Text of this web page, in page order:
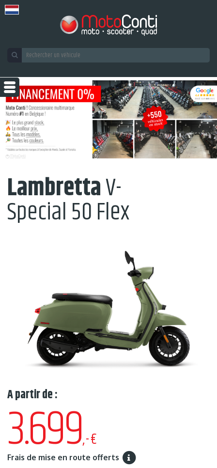
LambrettaV-
Special 50 Flex
A partir de :
3.699,-€
Frais de mise en route offerts